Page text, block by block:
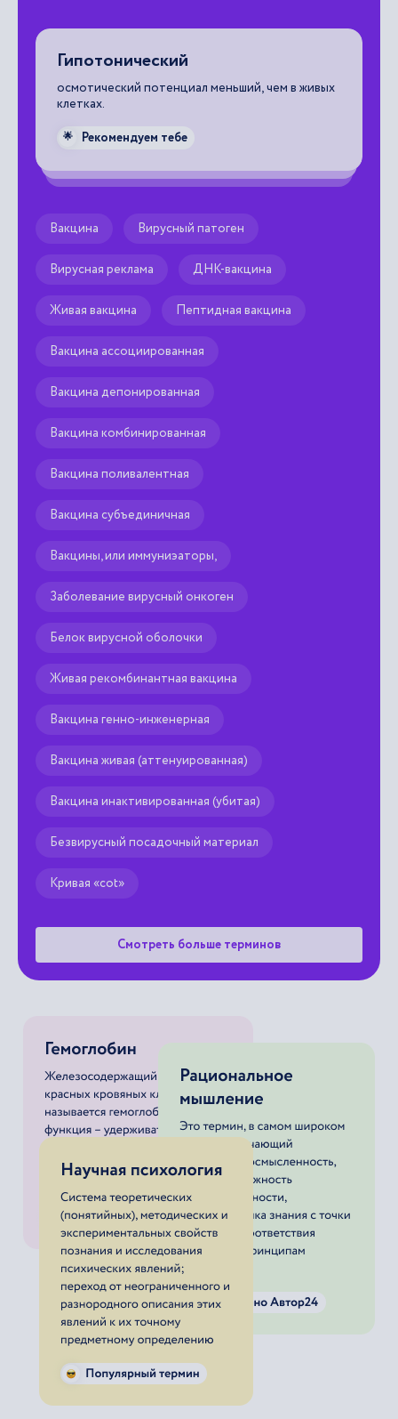
Гипотонический
осмотический потенциал меньший, чем в живых
клетках.
🌟 Рекомендуем тебе
Вакцина Вирусный патоген
Вирусная реклама ДНК-вакцина
Живая вакцина Пептидная вакцина
Вакцина ассоциированная
Вакцина депонированная
Вакцина комбинированная
Вакцина поливалентная
Вакцина субъединичная
Вакцины, или иммуниэаторы,
Заболевание вирусный онкоген
Белок вирусной оболочки
Живая рекомбинантная вакцина
Вакцина генно-инженерная
Вакцина живая (аттенуированная)
Вакцина инактивированная (убитая)
Безвирусный посадочный материал
Кривая «cot»
Смотреть больше терминов